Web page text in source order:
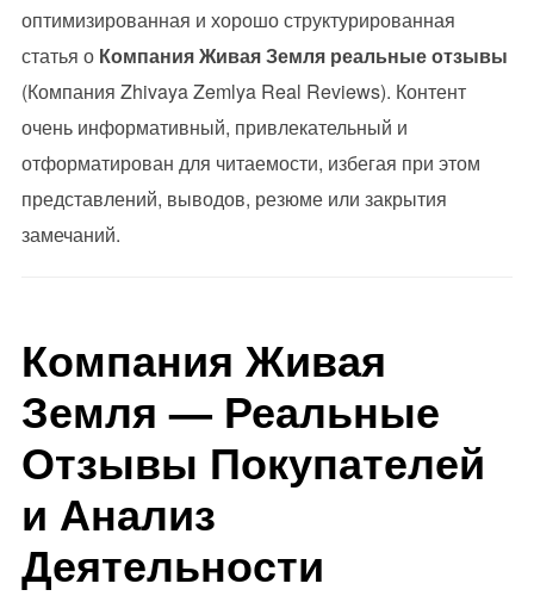
оптимизированная и хорошо структурированная
статья о Компания Живая Земля реальные отзывы
(Компания Zhivaya Zemlya Real Reviews). Контент
очень информативный, привлекательный и
отформатирован для читаемости, избегая при этом
представлений, выводов, резюме или закрытия
замечаний.
Компания Живая
Земля — Реальные
Отзывы Покупателей
и Анализ
Деятельности